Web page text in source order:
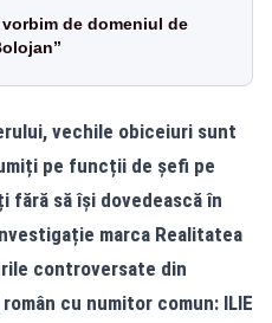
de domeniul de
vechile obiceiuri sunt
pe funcții de șefi pe
să își dovedească în
marca Realitatea
controversate din
cu numitor comun: ILIE